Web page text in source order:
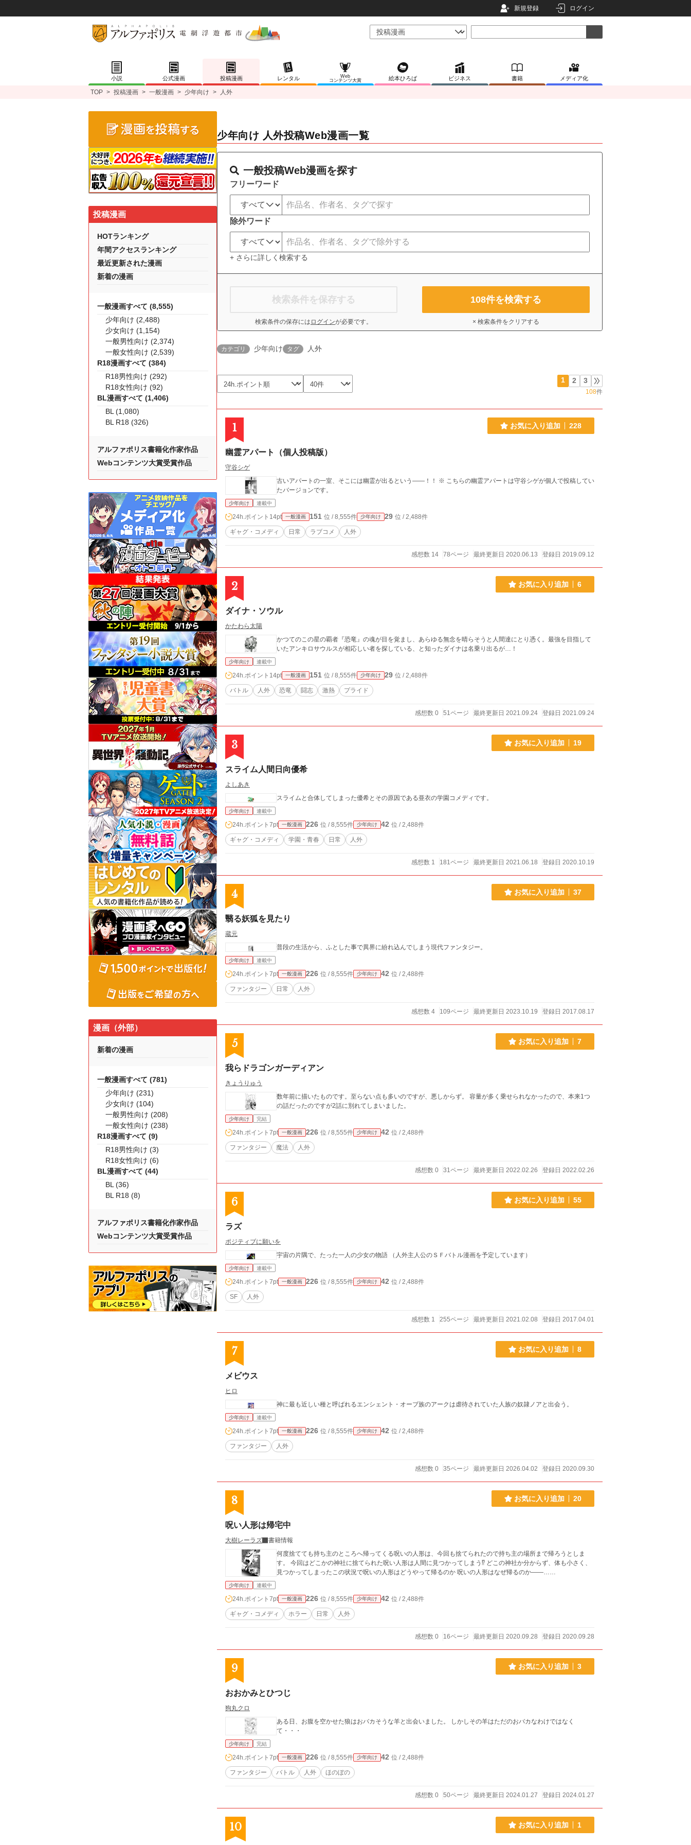
新規登録 ログイン
小説 公式漫画 投稿漫画 レンタル
Web
コンテンツ大賞
絵本ひろば ビジネス 書籍 メディア化
TOP > 投稿漫画 > 一般漫画 > 少年向け > 人外
少年向け 人外投稿Web漫画一覧
一般投稿Web漫画を探す
フリーワード
除外ワード
+ さらに詳しく検索する
検索条件を保存する
検索条件の保存には ログインが必要です。
108件を検索する
× 検索条件をクリアする
カテゴリ 少年向け タグ 人外
1 2 3
108件
1 お気に入り追加 228
幽霊アパート（個人投稿版）
守谷シゲ
古いアパートの一室、そこには幽霊が出るという――！！ ※ こちらの幽霊アパートは守谷シゲが個人で投稿してい
たバージョンです。
少年向け 連載中
24h.ポイント 14pt 一般漫画 151 位 / 8,555件 少年向け 29 位 / 2,488件
ギャグ・コメディ 日常 ラブコメ 人外
感想数 14 78ページ 最終更新日 2020.06.13 登録日 2019.09.12
2 お気に入り追加 6
ダイナ・ソウル
かたわら太陽
かつてのこの星の覇者『恐竜』の魂が目を覚まし、あらゆる無念を晴らそうと人間達にとり憑く。最強を目指して
いたアンキロサウルスが相応しい者を探している、と知ったダイナは名乗り出るが…！
少年向け 連載中
24h.ポイント 14pt 一般漫画 151 位 / 8,555件 少年向け 29 位 / 2,488件
バトル 人外 恐竜 闘志 激熱 プライド
感想数 0 51ページ 最終更新日 2021.09.24 登録日 2021.09.24
3 お気に入り追加 19
スライム人間日向優希
よしあき
スライムと合体してしまった優希とその原因である亜衣の学園コメディです。
少年向け 連載中
24h.ポイント 7pt 一般漫画 226 位 / 8,555件 少年向け 42 位 / 2,488件
ギャグ・コメディ 学園・青春 日常 人外
感想数 1 181ページ 最終更新日 2021.06.18 登録日 2020.10.19
4 お気に入り追加 37
翳る妖狐を見たり
蔵元
普段の生活から、ふとした事で異界に紛れ込んでしまう現代ファンタジー。
少年向け 連載中
24h.ポイント 7pt 一般漫画 226 位 / 8,555件 少年向け 42 位 / 2,488件
ファンタジー 日常 人外
感想数 4 109ページ 最終更新日 2023.10.19 登録日 2017.08.17
5 お気に入り追加 7
我らドラゴンガーディアン
きょうりゅう
数年前に描いたものです。至らない点も多いのですが、悪しからず。 容量が多く乗せられなかったので、本来1つ
の話だったのですが2話に別れてしまいました。
少年向け 完結
24h.ポイント 7pt 一般漫画 226 位 / 8,555件 少年向け 42 位 / 2,488件
ファンタジー 魔法 人外
感想数 0 31ページ 最終更新日 2022.02.26 登録日 2022.02.26
6 お気に入り追加 55
ラズ
ポジティブに願いを
宇宙の片隅で、たった一人の少女の物語 （人外主人公のＳＦバトル漫画を予定しています）
少年向け 連載中
24h.ポイント 7pt 一般漫画 226 位 / 8,555件 少年向け 42 位 / 2,488件
SF 人外
感想数 1 255ページ 最終更新日 2021.02.08 登録日 2017.04.01
7 お気に入り追加 8
メビウス
ヒロ
神に最も近しい種と呼ばれるエンシェント・オーブ族のアークは虐待されていた人族の奴隷ノアと出会う。
少年向け 連載中
24h.ポイント 7pt 一般漫画 226 位 / 8,555件 少年向け 42 位 / 2,488件
ファンタジー 人外
感想数 0 35ページ 最終更新日 2026.04.02 登録日 2020.09.30
8 お気に入り追加 20
呪い人形は帰宅中
大樹レーラズ
書籍情報
何度捨てても持ち主のところへ帰ってくる呪いの人形は、今回も捨てられたので持ち主の場所まで帰ろうとしま
す。 今回はどこかの神社に捨てられた呪い人形は人間に見つかってしまう⁉ どこの神社か分からず、体も小さく、
見つかってしまったこの状況で呪いの人形はどうやって帰るのか 呪いの人形はなぜ帰るのか――……
少年向け 連載中
24h.ポイント 7pt 一般漫画 226 位 / 8,555件 少年向け 42 位 / 2,488件
ギャグ・コメディ ホラー 日常 人外
感想数 0 16ページ 最終更新日 2020.09.28 登録日 2020.09.28
9 お気に入り追加 3
おおかみとひつじ
狗丸クロ
ある日、お腹を空かせた狼はおバカそうな羊と出会いました。 しかしその羊はただのおバカなわけではなく
て・・・
少年向け 完結
24h.ポイント 7pt 一般漫画 226 位 / 8,555件 少年向け 42 位 / 2,488件
ファンタジー バトル 人外 ほのぼの
感想数 0 50ページ 最終更新日 2024.01.27 登録日 2024.01.27
10 お気に入り追加 1
投稿漫画
HOTランキング
年間アクセスランキング
最近更新された漫画
新着の漫画
一般漫画すべて (8,555)
少年向け (2,488)
少女向け (1,154)
一般男性向け (2,374)
一般女性向け (2,539)
R18漫画すべて (384)
R18男性向け (292)
R18女性向け (92)
BL漫画すべて (1,406)
BL (1,080)
BL R18 (326)
アルファポリス書籍化作家作品
Webコンテンツ大賞受賞作品
漫画（外部）
新着の漫画
一般漫画すべて (781)
少年向け (231)
少女向け (104)
一般男性向け (208)
一般女性向け (238)
R18漫画すべて (9)
R18男性向け (3)
R18女性向け (6)
BL漫画すべて (44)
BL (36)
BL R18 (8)
アルファポリス書籍化作家作品
Webコンテンツ大賞受賞作品